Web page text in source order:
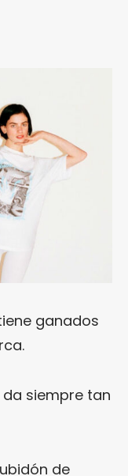
ganados
da siempre tan
de